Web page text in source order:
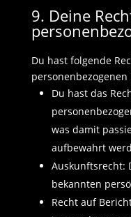
9. Deine
Du hast folgende
personenbezogenen
Du hast das
was damit
aufbewahrt
Auskunftsrecht:
bekannten
Recht auf